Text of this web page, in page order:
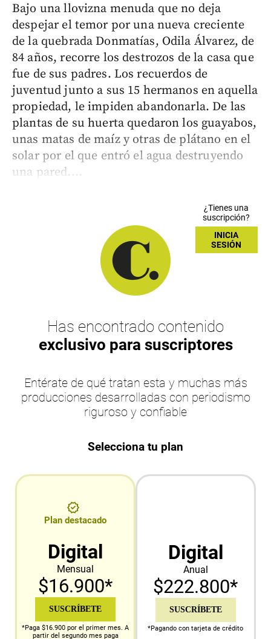
Bajo una llovizna menuda que no deja
despejar el temor por una nueva creciente
de la quebrada Donmatías, Odila Álvarez, de
84 años, recorre los destrozos de la casa que
fue de sus padres. Los recuerdos de
juventud junto a sus 15 hermanos en aquella
propiedad, le impiden abandonarla. De las
plantas de su huerta quedaron los guayabos,
unas matas de maíz y otras de plátano en el
solar por el que entró el agua destruyendo
una pared....
¿Tienes una
suscripción?
INICIA
SESIÓN
Has encontrado contenido
exclusivo para suscriptores
Entérate de qué tratan esta y muchas más
producciones desarrolladas con periodismo
riguroso y confiable
Selecciona tu plan
Plan destacado
Digital
Mensual
$16.900*
SUSCRÍBETE
*Paga $16.900 por el primer mes. A
partir del segundo mes paga
Digital
Anual
$222.800*
SUSCRÍBETE
*Pagando con tarjeta de crédito